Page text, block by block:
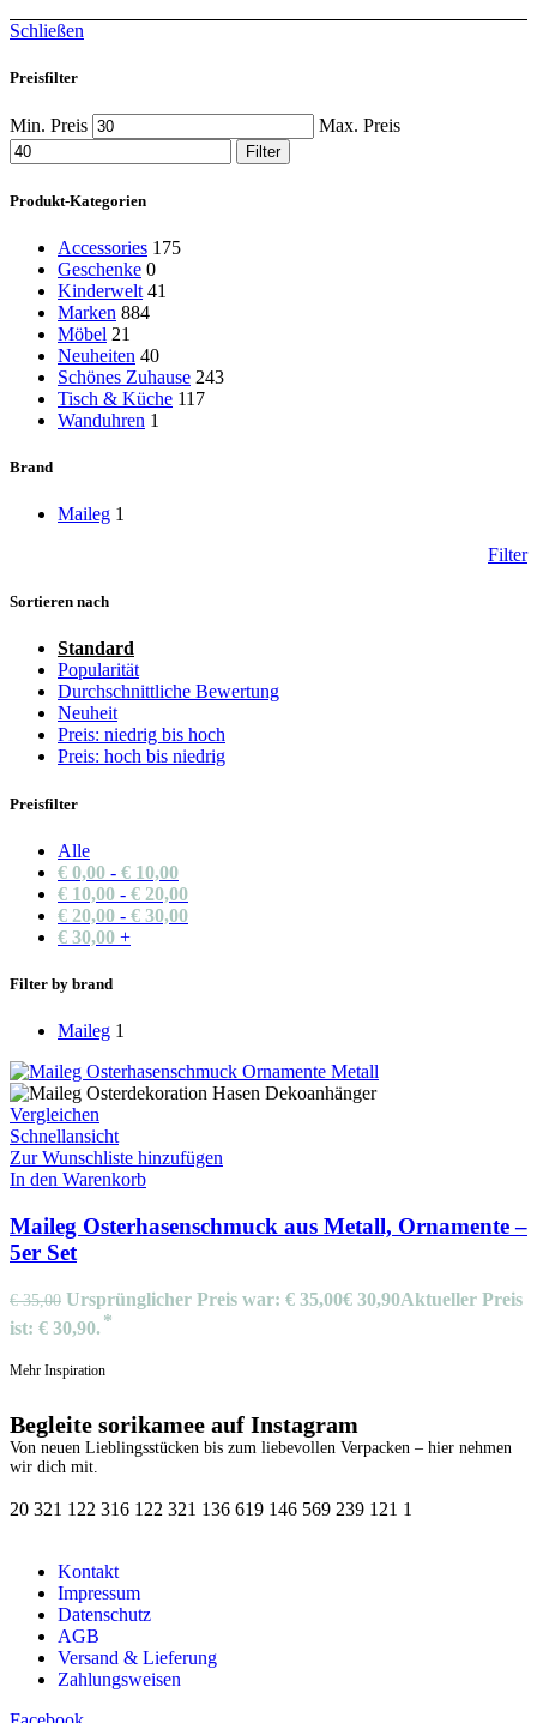
Schließen
Preisfilter
Min. Preis Max. Preis
Filter
Produkt-Kategorien
Accessories 175
Geschenke 0
Kinderwelt 41
Marken 884
Möbel 21
Neuheiten 40
Schönes Zuhause 243
Tisch & Küche 117
Wanduhren 1
Brand
Maileg 1
Filter
Sortieren nach
Standard
Popularität
Durchschnittliche Bewertung
Neuheit
Preis: niedrig bis hoch
Preis: hoch bis niedrig
Preisfilter
Alle
€ 0,00 - € 10,00
€ 10,00 - € 20,00
€ 20,00 - € 30,00
€ 30,00 +
Filter by brand
Maileg 1
Vergleichen
Schnellansicht
Zur Wunschliste hinzufügen
In den Warenkorb
Maileg Osterhasenschmuck aus Metall, Ornamente –
5er Set
€35,00 Ursprünglicher Preis war: € 35,00€ 30,90Aktueller Preis
ist: € 30,90.
Mehr Inspiration
Begleite sorikamee auf Instagram
Von neuen Lieblingsstücken bis zum liebevollen Verpacken – hier nehmen
wir dich mit.
20 321 122 316 122 321 136 619 146 569 239 121 1
Kontakt
Impressum
Datenschutz
AGB
Versand & Lieferung
Zahlungsweisen